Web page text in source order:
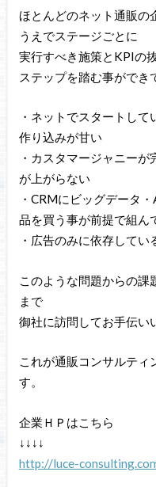
ほとんどのネット通販の
うえでステージごとに
実行すべき施策とKPIの
ステップを踏む事ができ
・ネットでスタートし
作り込みが甘い
・カスタマージャニー
が上がらない
・CRMにビッグデータ
品を買う事が前提で組ん
・広告のみに依存して
このような問題からの課
まで
御社に訪問してお手伝い
これが通販コンサルティ
す。
企業ＨＰはこちら
↓↓↓↓
http://luce-